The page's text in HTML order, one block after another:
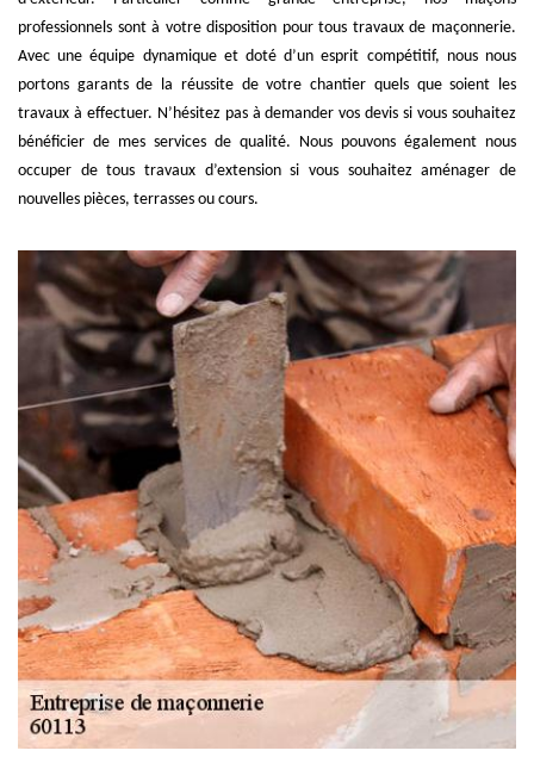
professionnels sont à votre disposition pour tous travaux de maçonnerie.
Avec une équipe dynamique et doté d’un esprit compétitif, nous nous
portons garants de la réussite de votre chantier quels que soient les
travaux à effectuer. N’hésitez pas à demander vos devis si vous souhaitez
bénéficier de mes services de qualité. Nous pouvons également nous
occuper de tous travaux d’extension si vous souhaitez aménager de
nouvelles pièces, terrasses ou cours.